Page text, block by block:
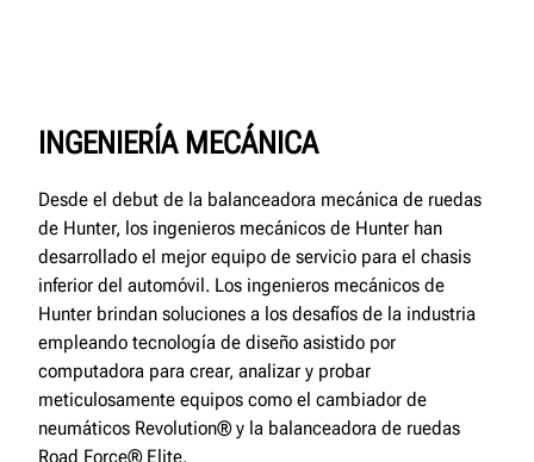
INGENIERÍA MECÁNICA
Desde el debut de la balanceadora mecánica de ruedas
de Hunter, los ingenieros mecánicos de Hunter han
desarrollado el mejor equipo de servicio para el chasis
inferior del automóvil. Los ingenieros mecánicos de
Hunter brindan soluciones a los desafíos de la industria
empleando tecnología de diseño asistido por
computadora para crear, analizar y probar
meticulosamente equipos como el cambiador de
neumáticos Revolution® y la balanceadora de ruedas
Road Force® Elite.